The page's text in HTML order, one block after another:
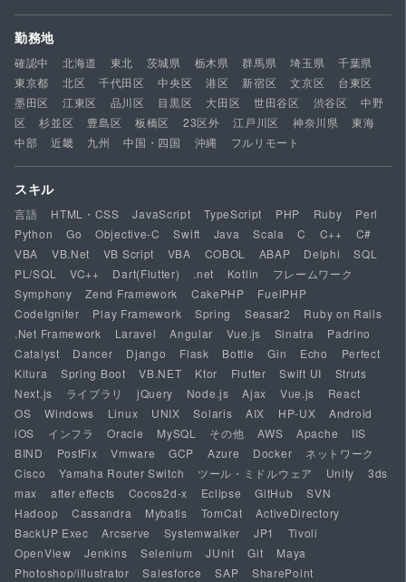
勤務地
確認中 北海道 東北 茨城県 栃木県 群馬県 埼玉県
千葉県
東京都
北区 千代田区 中央区 港区 新宿区 文京区
台東区
墨田区
江東区 品川区 目黒区 大田区 世田谷区 渋谷区
中野
区
杉並区 豊島区 板橋区 23区外 江戸川区 神奈川県
東海
中部
近畿 九州 中国・四国 沖縄 フルリモート
スキル
言語 HTML・CSS JavaScript TypeScript PHP Ruby
Perl
Python
Go Objective-C Swift Java Scala C C++
C#
VBA
VB.Net VB Script VBA COBOL ABAP Delphi
SQL
PL/SQL
VC++ Dart(Flutter) .net Kotlin
フレームワーク
Symphony
Zend Framework CakePHP
FuelPHP
CodeIgniter
Play Framework Spring Seasar2
Ruby on Rails
.Net Framework
Laravel Angular Vue.js Sinatra
Padrino
Catalyst
Dancer Django Flask Bottle Gin Echo
Perfect
Kitura
Spring Boot VB.NET Ktor Flutter Swift UI
Struts
Next.js
ライブラリ jQuery Node.js Ajax Vue.js
React
OS
Windows Linux UNIX Solaris AIX HP-UX
Android
iOS
インフラ Oracle MySQL その他 AWS Apache
IIS
BIND
PostFix Vmware GCP Azure Docker
ネットワーク
Cisco
Yamaha Router Switch ツール・ミドルウェア Unity
3ds
max
after effects Cocos2d-x Eclipse GitHub
SVN
Hadoop
Cassandra Mybatis TomCat
ActiveDirectory
BackUP Exec
Arcserve Systemwalker JP1
Tivoli
OpenView
Jenkins Selenium JUnit Git
Maya
Photoshop/illustrator
Salesforce SAP SharePoint